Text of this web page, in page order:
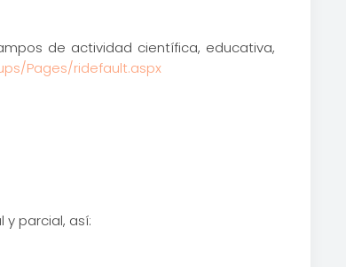
de actividad científica, educativa,
Pages/ridefault.aspx
parcial, así: